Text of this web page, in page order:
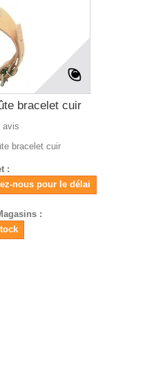
bracelet cuir
avis
bracelet cuir
:
nous pour le délai
: